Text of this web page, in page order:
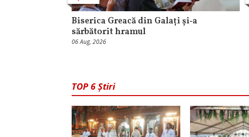
Biserica Greacă din Galați și‑a
sărbătorit hramul
06 Aug, 2026
TOP 6 Știri